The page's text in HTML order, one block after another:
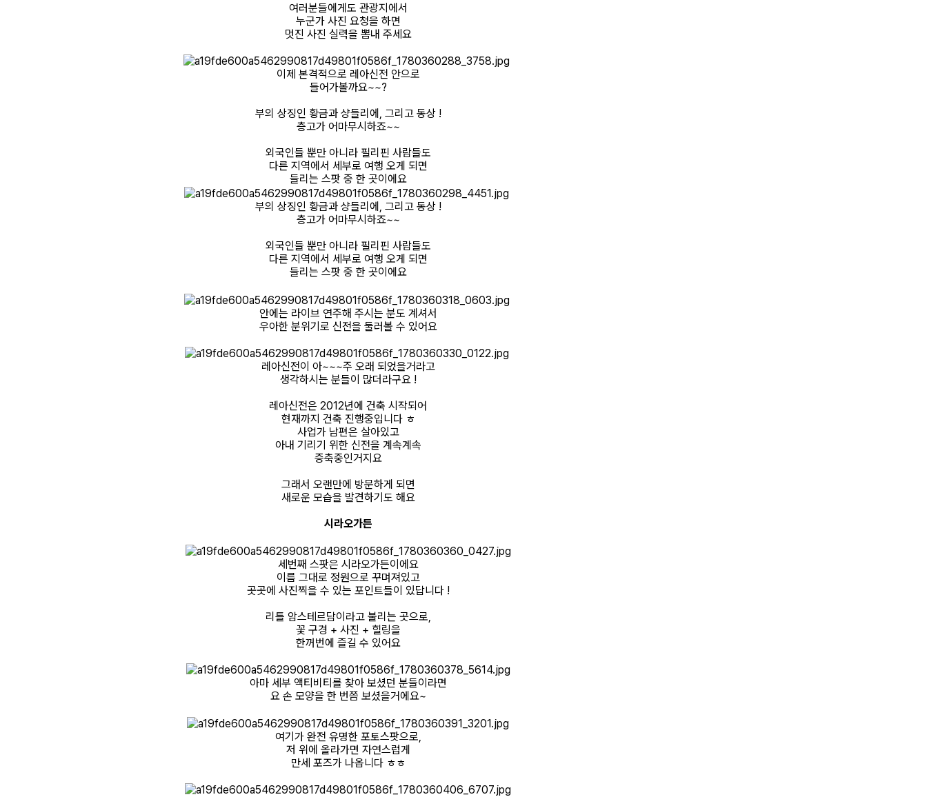
여러분들에게도 관광지에서
누군가 사진 요청을 하면
멋진 사진 실력을 뽐내 주세요
이제 본격적으로 레아신전 안으로
들어가볼까요~~?
부의 상징인 황금과 샹들리에, 그리고 동상 !
층고가 어마무시하죠~~
외국인들 뿐만 아니라 필리핀 사람들도
다른 지역에서 세부로 여행 오게 되면
들리는 스팟 중 한 곳이에요
부의 상징인 황금과 샹들리에, 그리고 동상 !
층고가 어마무시하죠~~
외국인들 뿐만 아니라 필리핀 사람들도
다른 지역에서 세부로 여행 오게 되면
들리는 스팟 중 한 곳이에요
안에는 라이브 연주해 주시는 분도 계셔서
우아한 분위기로 신전을 둘러볼 수 있어요
레아신전이 아~~~주 오래 되었을거라고
생각하시는 분들이 많더라구요 !
레아신전은 2012년에 건축 시작되어
현재까지 건축 진행중입니다 ㅎ
사업가 남편은 살아있고
아내 기리기 위한 신전을 계속계속
증축중인거지요
그래서 오랜만에 방문하게 되면
새로운 모습을 발견하기도 해요
시라오가든
세번째 스팟은 시라오가든이에요
이름 그대로 정원으로 꾸며져있고
곳곳에 사진찍을 수 있는 포인트들이 있답니다 !
리틀 암스테르담이라고 불리는 곳으로,
꽃 구경 + 사진 + 힐링을
한꺼번에 즐길 수 있어요
아마 세부 액티비티를 찾아 보셨던 분들이라면
요 손 모양을 한 번쯤 보셨을거에요~
여기가 완전 유명한 포토스팟으로,
저 위에 올라가면 자연스럽게
만세 포즈가 나옵니다 ㅎㅎ